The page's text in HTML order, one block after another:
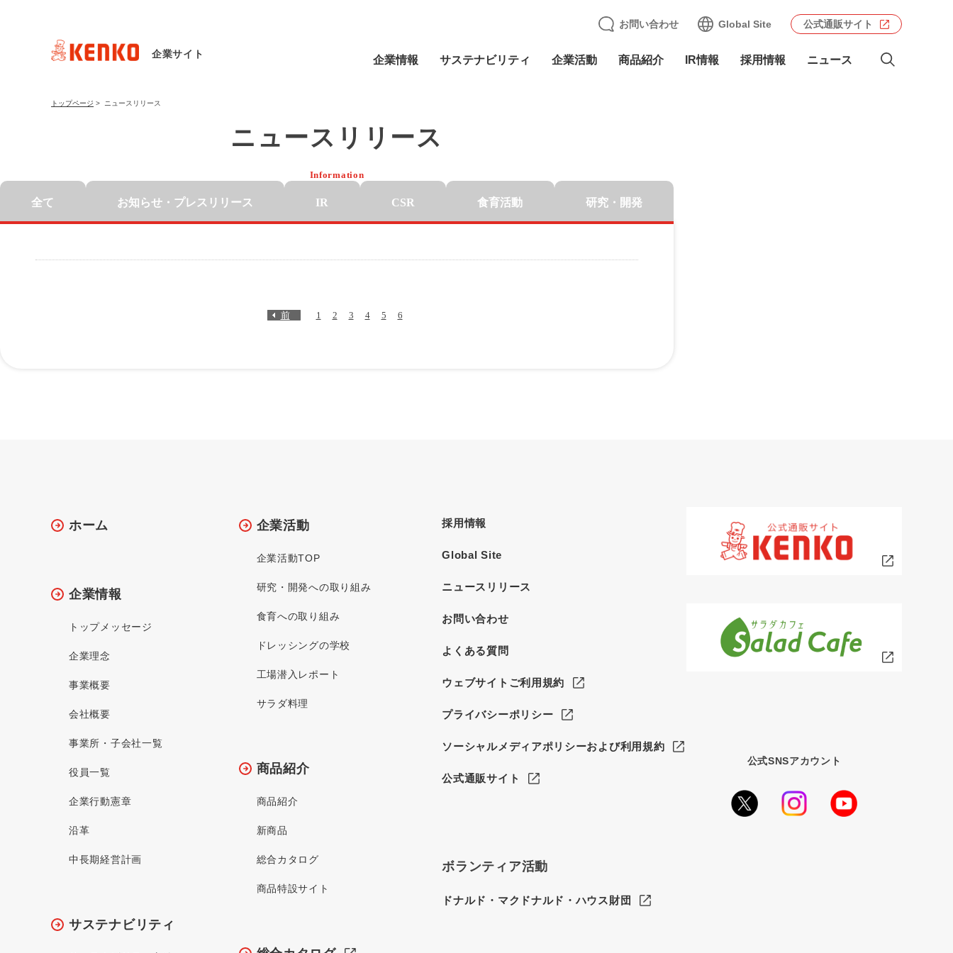
企業サイト 企業情報 サステナビリティ 企業活動 商品紹介 IR情報 採用情報 ニュース
お問い合わせ Global Site 公式通販サイト
トップページ > ニュースリリース
ニュースリリース
Information
全て お知らせ・ プレスリリース IR CSR 食育活動 研究・開発
前 1 2 3 4 5 6
ホーム
企業情報
トップメッセージ
企業理念
事業概要
会社概要
事業所・子会社一覧
役員一覧
企業行動憲章
沿革
中長期経営計画
サステナビリティ
企業活動
企業活動TOP
研究・開発への取り組み
食育への取り組み
ドレッシングの学校
工場潜入レポート
サラダ料理
商品紹介
商品紹介
新商品
総合カタログ
商品特設サイト
採用情報
Global Site
ニュースリリース
お問い合わせ
よくある質問
ウェブサイトご利用規約
プライバシーポリシー
ソーシャルメディアポリシーおよび利用規約
公式通販サイト
ボランティア活動
ドナルド・マクドナルド・ハウス財団
公式SNSアカウント